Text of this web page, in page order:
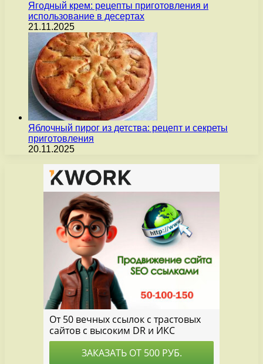
Ягодный крем: рецепты приготовления и
использование в десертах
21.11.2025
Яблочный пирог из детства: рецепт и секреты
приготовления
20.11.2025